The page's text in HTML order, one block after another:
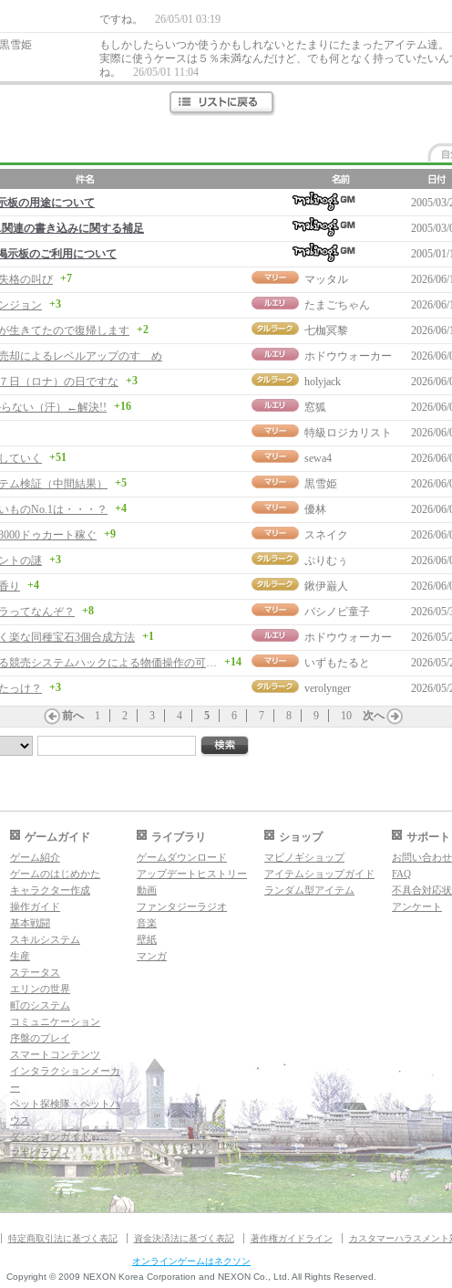
ですね。
26/05/01 03:19
黒雪姫
もしかしたらいつか使うかもしれないとたまりにたまったアイテム達。
実際に使うケースは５％未満なんだけど、でも何となく持っていたいん
ね。
26/05/01 11:04
板の用途について
2005/03/
連の書き込みに関する補足
2005/03/
示板のご利用について
2005/01/
格の叫び +7 マッタル 2026/06/
ジョン
+3 たまごちゃん 2026/06/
生きてたので復帰します
+2 七枷冥黎 2026/06/
却によるレベルアップのすゝめ
ホドウウォーカー 2026/06/
日（ロナ）の日ですな
+3 holyjack 2026/06/
らない（汗）←解決!!
+16 窓狐 2026/06/
特級ロジカリスト 2026/06/
ていく
+51 sewa4 2026/06/
ム検証（中間結果）
+5 黒雪姫 2026/06/
ものNo.1は・・・？
+4 優林 2026/06/
ドゥカート稼ぐ
+9 スネイク 2026/06/
トの謎
+3 ぷりむぅ 2026/06/
り
+4 鍬伊巌人 2026/06/
ってなんぞ？
+8 バシノビ童子 2026/05/
楽な同種宝石3個合成方法 +1 ホドウウォーカー 2026/05/
第三者による競売システムハックによる物価操作の可能性
+14 いずもたると 2026/05/
っけ？
+3 verolynger 2026/05/
前へ 1 2 3 4 5 6 7 8 9 10 次へ
ゲームガイド
ゲーム紹介
ゲームのはじめかた
キャラクター作成
操作ガイド
基本戦闘
スキルシステム
生産
ステータス
エリンの世界
町のシステム
コミュニケーション
序盤のプレイ
スマートコンテンツ
インタラクションメーカ
ー
ペット探検隊・ペットハ
ウス
ダンジョンガイド
マギグラフィ
ライブラリ
ゲームダウンロード
アップデートヒストリー
動画
ファンタジーラジオ
音楽
壁紙
マンガ
ショップ
マビノギショップ
アイテムショップガイド
ランダム型アイテム
サポート
お問い合わせ
FAQ
不具合対応状
アンケート
特定商取引法に基づく表記 資金決済法に基づく表記 著作権ガイドライン カスタマーハラスメント
オンラインゲームはネクソン
Copyright © 2009 NEXON Korea Corporation and NEXON Co., Ltd. All Rights Reserved.